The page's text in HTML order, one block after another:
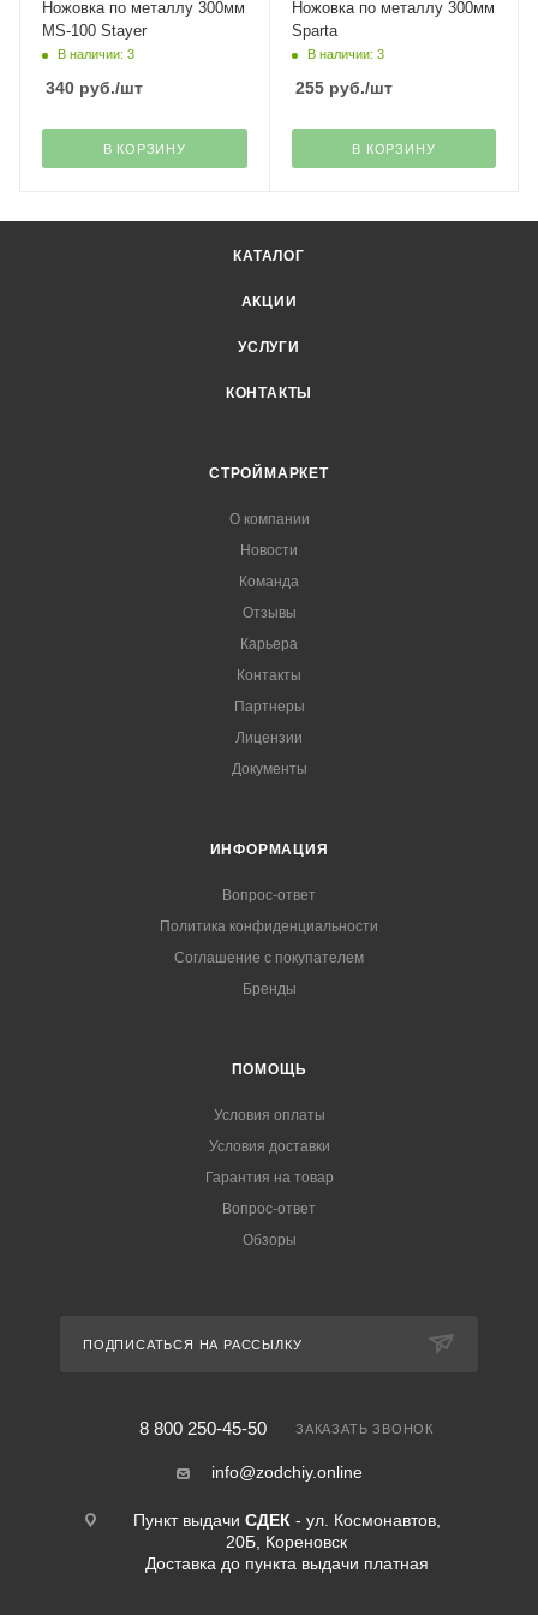
Ножовка по металлу 300мм
MS-100 Stayer
В наличии: 3
340 руб./шт
В КОРЗИНУ
Ножовка по металлу 300мм
Spartа
В наличии: 3
255руб./шт
В КОРЗИНУ
КАТАЛОГ
АКЦИИ
УСЛУГИ
КОНТАКТЫ
СТРОЙМАРКЕТ
О компании
Новости
Команда
Отзывы
Карьера
Контакты
Партнеры
Лицензии
Документы
ИНФОРМАЦИЯ
Вопрос-ответ
Политика конфиденциальности
Соглашение с покупателем
Бренды
ПОМОЩЬ
Условия оплаты
Условия доставки
Гарантия на товар
Вопрос-ответ
Обзоры
ПОДПИСАТЬСЯ НА РАССЫЛКУ
8 800 250-45-50 ЗАКАЗАТЬ ЗВОНОК
info@zodchiy.online
Пункт выдачи СДЕК - ул. Космонавтов,
20Б, Кореновск
Доставка до пункта выдачи платная